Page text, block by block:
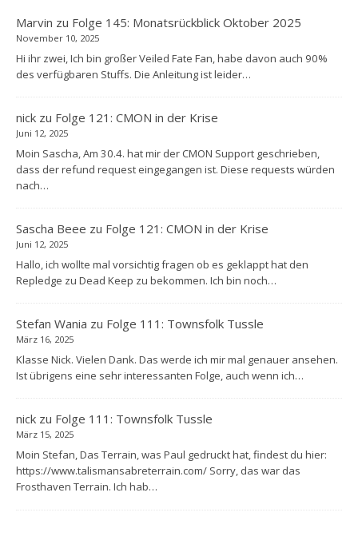
Marvin zu Folge 145: Monatsrückblick Oktober 2025
November 10, 2025
Hi ihr zwei, Ich bin großer Veiled Fate Fan, habe davon auch 90%
des verfügbaren Stuffs. Die Anleitung ist leider…
nick zu Folge 121: CMON in der Krise
Juni 12, 2025
Moin Sascha, Am 30.4. hat mir der CMON Support geschrieben,
dass der refund request eingegangen ist. Diese requests würden
nach…
Sascha Beee zu Folge 121: CMON in der Krise
Juni 12, 2025
Hallo, ich wollte mal vorsichtig fragen ob es geklappt hat den
Repledge zu Dead Keep zu bekommen. Ich bin noch…
Stefan Wania zu Folge 111: Townsfolk Tussle
März 16, 2025
Klasse Nick. Vielen Dank. Das werde ich mir mal genauer ansehen.
Ist übrigens eine sehr interessanten Folge, auch wenn ich…
nick zu Folge 111: Townsfolk Tussle
März 15, 2025
Moin Stefan, Das Terrain, was Paul gedruckt hat, findest du hier:
https://www.talismansabreterrain.com/ Sorry, das war das
Frosthaven Terrain. Ich hab…